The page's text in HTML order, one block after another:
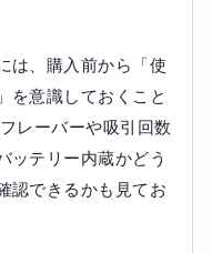
は、購入前から「使
を意識しておくこと
レーバーや吸引回数
ッテリー内蔵かどう
認できるかも見てお